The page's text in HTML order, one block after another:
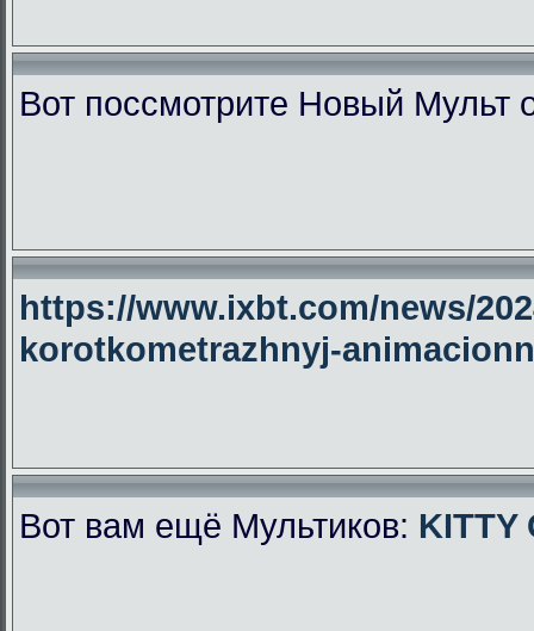
Вот поссмотрите Новый Мульт
https://www.ixbt.com/news/
korotkometrazhnyj-
Вот вам ещё Мультиков: KITTY